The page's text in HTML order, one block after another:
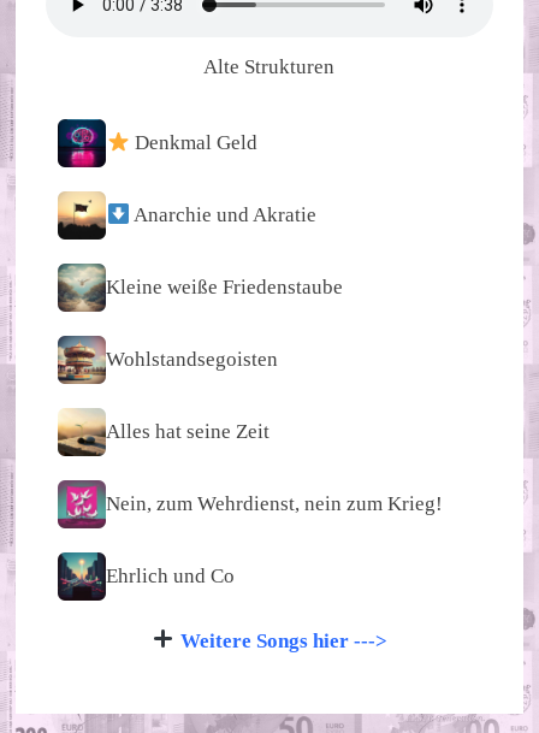
Alte Strukturen
Denkmal Geld
Anarchie und Akratie
Kleine weiße Friedenstaube
Wohlstandsegoisten
Alles hat seine Zeit
Nein, zum Wehrdienst, nein zum Krieg!
Ehrlich und Co
Weitere Songs hier --->